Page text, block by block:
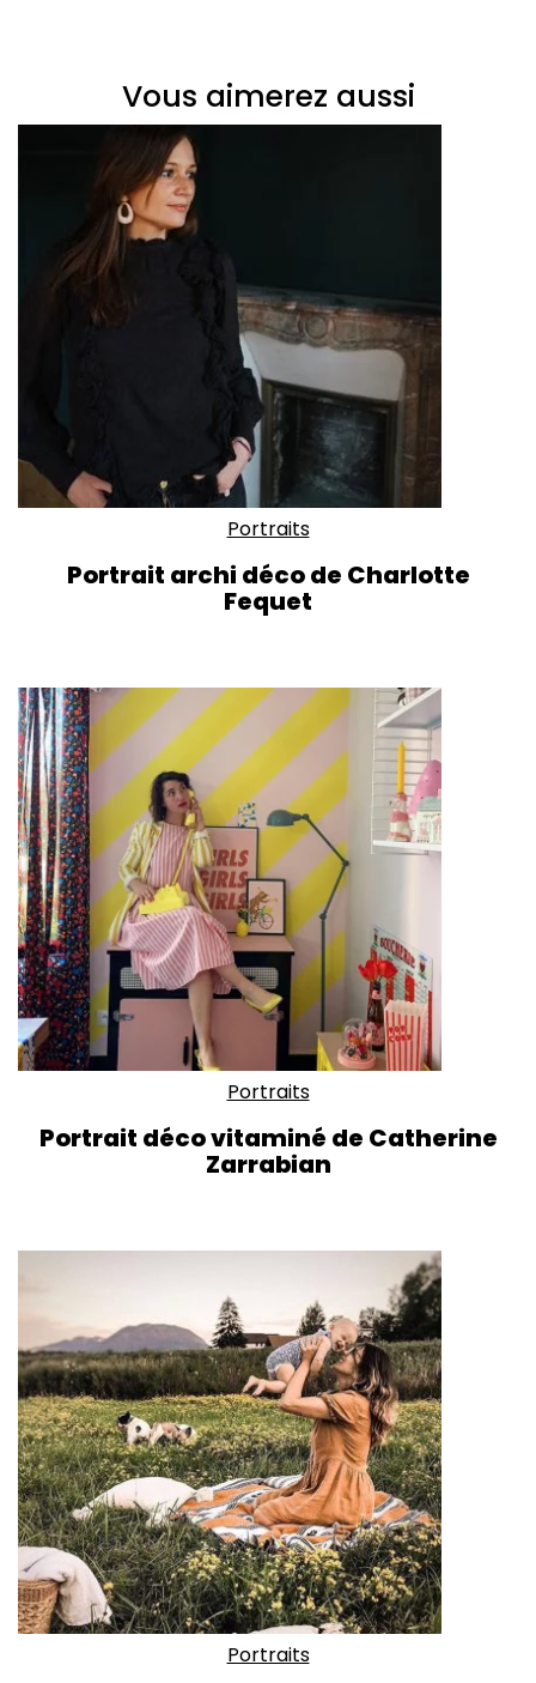
Vous aimerez aussi
Portraits
Portrait archi déco de Charlotte
Fequet
Portraits
Portrait déco vitaminé de Catherine
Zarrabian
Portraits